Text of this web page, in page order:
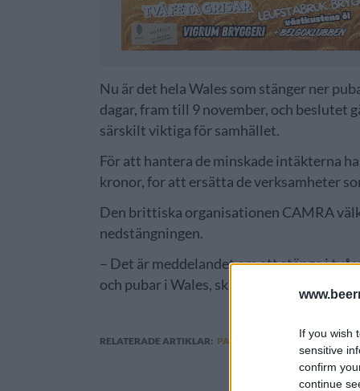
If you wish
sensitive
confirm
continue
Nu är det hela Wales som stänger ner
dagar, fram till 9 november, och beslutet
särskilt viktiga för samhället.
För att hantera de minskade intäkterna
kronor, for att ersätta de verksamheter
Den brittiska organisationen CAMRA
nedstängningen.
– Det är meddelandet om att stänga i två
och pubar i Wales, skriver man i ett
RELATERADE ARTIKLAR: PANDEMIN STORBRITANNIEN